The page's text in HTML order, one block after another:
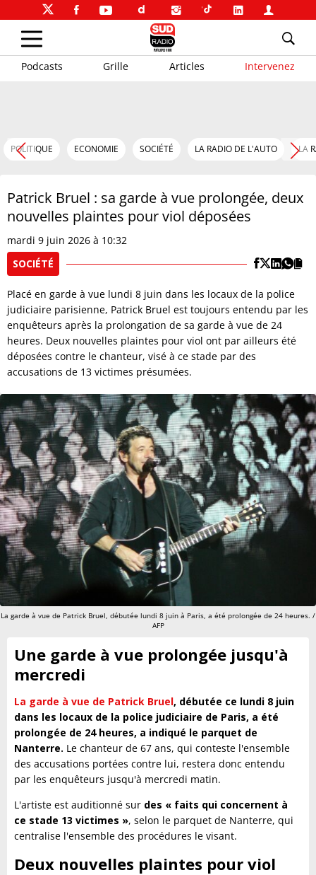
Podcasts Grille Articles Intervenez
POLITIQUE ECONOMIE SOCIÉTÉ LA RADIO DE L'AUTO LA
Patrick Bruel : sa garde à vue prolongée, deux
nouvelles plaintes pour viol déposées
mardi 9 juin 2026 à 10:32
SOCIÉTÉ
Placé en garde à vue lundi 8 juin dans les locaux de la police
judiciaire parisienne, Patrick Bruel est toujours entendu par les
enquêteurs après la prolongation de sa garde à vue de 24
heures. Deux nouvelles plaintes pour viol ont par ailleurs été
déposées contre le chanteur, visé à ce stade par des
accusations de 13 victimes présumées.
La garde à vue de Patrick Bruel, débutée lundi 8 juin à Paris, a été prolongée de 24 heures. /
AFP
Une garde à vue prolongée jusqu'à
mercredi
La garde à vue de Patrick Bruel, débutée ce lundi 8 juin
dans les locaux de la police judiciaire de Paris, a été
prolongée de 24 heures, a indiqué le parquet de
Nanterre. Le chanteur de 67 ans, qui conteste l'ensemble
des accusations portées contre lui, restera donc entendu
par les enquêteurs jusqu'à mercredi matin.
L'artiste est auditionné sur des « faits qui concernent à
ce stade 13 victimes », selon le parquet de Nanterre, qui
centralise l'ensemble des procédures le visant.
Deux nouvelles plaintes pour viol